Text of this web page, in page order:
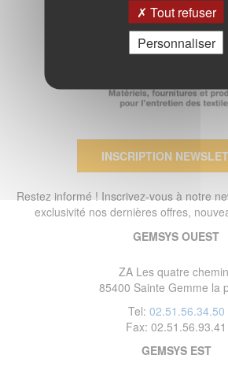
INSCRIPTION
Restez informé ! Inscrivez-vous à notre
exclusivité nos dernières offres,
GEMSYS OUEST
ZA Les quatre
85400 Sainte Gemme la
Tel: 02.51.56.34.50
Fax: 02.51.56.93.41
GEMSYS EST
Tout refuser
Personnaliser